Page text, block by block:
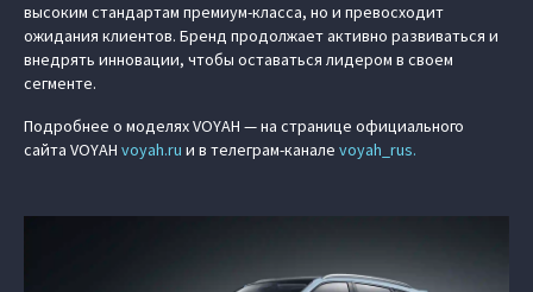
высоким стандартам премиум-класса, но и превосходит
ожидания клиентов. Бренд продолжает активно развиваться и
внедрять инновации, чтобы оставаться лидером в своем
сегменте.
Подробнее о моделях VOYAH — на странице официального
сайта VOYAH voyah.ru и в телеграм-канале voyah_rus.